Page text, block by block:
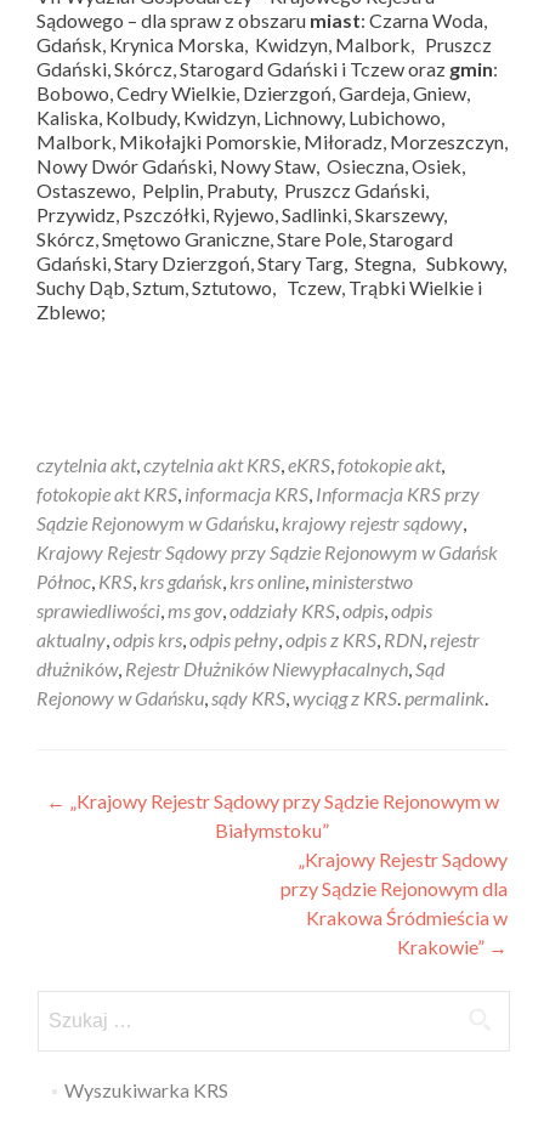
Sądowego – dla spraw z obszaru miast: Czarna Woda,
Gdańsk, Krynica Morska, Kwidzyn, Malbork, Pruszcz
Gdański, Skórcz, Starogard Gdański i Tczew oraz gmin:
Bobowo, Cedry Wielkie, Dzierzgoń, Gardeja, Gniew,
Kaliska, Kolbudy, Kwidzyn, Lichnowy, Lubichowo,
Malbork, Mikołajki Pomorskie, Miłoradz, Morzeszczyn,
Nowy Dwór Gdański, Nowy Staw, Osieczna, Osiek,
Ostaszewo, Pelplin, Prabuty, Pruszcz Gdański,
Przywidz, Pszczółki, Ryjewo, Sadlinki, Skarszewy,
Skórcz, Smętowo Graniczne, Stare Pole, Starogard
Gdański, Stary Dzierzgoń, Stary Targ, Stegna, Subkowy,
Suchy Dąb, Sztum, Sztutowo, Tczew, Trąbki Wielkie i
Zblewo;
czytelnia akt,czytelnia akt KRS,eKRS,fotokopie akt,
fotokopie akt KRS, informacja KRS, Informacja KRS przy
Sądzie Rejonowym w Gdańsku, krajowy rejestr sądowy,
Krajowy Rejestr Sądowy przy Sądzie Rejonowym w Gdańsk
Północ, KRS, krs gdańsk, krs online,ministerstwo
sprawiedliwości,ms gov,oddziały KRS,odpis,odpis
aktualny,odpis krs,odpis pełny,odpis z KRS, RDN,rejestr
dłużników, Rejestr Dłużników Niewypłacalnych,Sąd
Rejonowy w Gdańsku,sądy KRS,wyciąg z KRS.permalink.
← „Krajowy Rejestr Sądowy przy Sądzie Rejonowym w
Białymstoku”
„Krajowy Rejestr Sądowy
przy Sądzie Rejonowym dla
Krakowa Śródmieścia w
Krakowie” →
Wyszukiwarka KRS